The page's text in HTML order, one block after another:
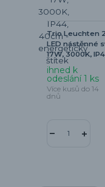
Trio Leuchten
LED nástěnné
17W, 3000K,
ihned k
odeslání 1 ks
Více kusů do 14
dnů